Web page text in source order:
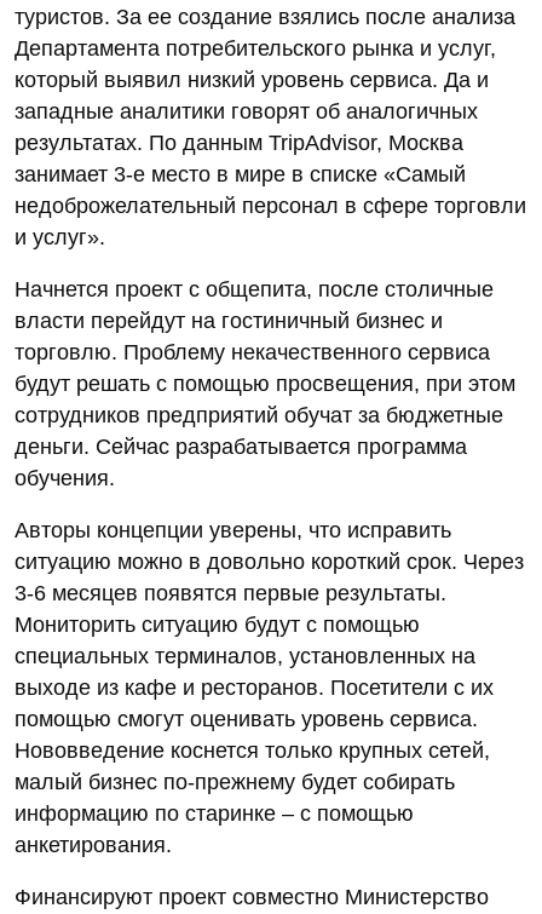
туристов. За ее создание взялись после анализа
Департамента потребительского рынка и услуг,
который выявил низкий уровень сервиса. Да и
западные аналитики говорят об аналогичных
результатах. По данным TripAdvisor, Москва
занимает 3-е место в мире в списке «Самый
недоброжелательный персонал в сфере торговли
и услуг».
Начнется проект с общепита, после столичные
власти перейдут на гостиничный бизнес и
торговлю. Проблему некачественного сервиса
будут решать с помощью просвещения, при этом
сотрудников предприятий обучат за бюджетные
деньги. Сейчас разрабатывается программа
обучения.
Авторы концепции уверены, что исправить
ситуацию можно в довольно короткий срок. Через
3-6 месяцев появятся первые результаты.
Мониторить ситуацию будут с помощью
специальных терминалов, установленных на
выходе из кафе и ресторанов. Посетители с их
помощью смогут оценивать уровень сервиса.
Нововведение коснется только крупных сетей,
малый бизнес по-прежнему будет собирать
информацию по старинке – с помощью
анкетирования.
Финансируют проект совместно Министерство